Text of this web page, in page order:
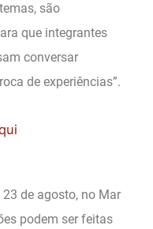
são
que integrantes
conversar
de experiências”.
23 de agosto, no Mar
podem ser feitas